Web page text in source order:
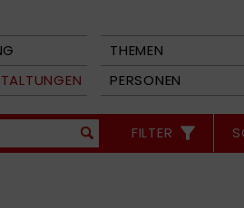
THEMEN
PERSONEN
FILTER